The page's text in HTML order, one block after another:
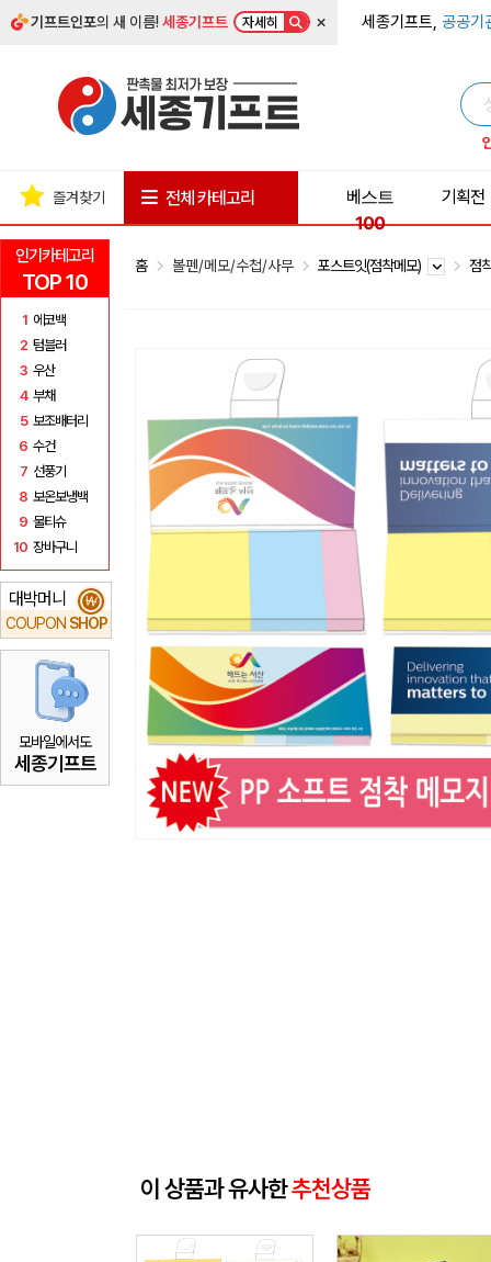
기프트인포의 새 이름!세종기프트 자세히 × 세종기프트, 공공기
인기카테고리
TOP 10
1 에코백
2 텀블러
3 우산
4 부채
5 보조배터리
6 수건
7 선풍기
8 보온보냉백
9 물티슈
10 장바구니
대박머니
COUPON SHOP
₩
모바일에서도
세종기프트
즐겨찾기 전체 카테고리
베스트
100
기획전
홈 볼펜/메모/수첩/사무 포스트잇(점착메모) 점
이 상품과 유사한추천상품